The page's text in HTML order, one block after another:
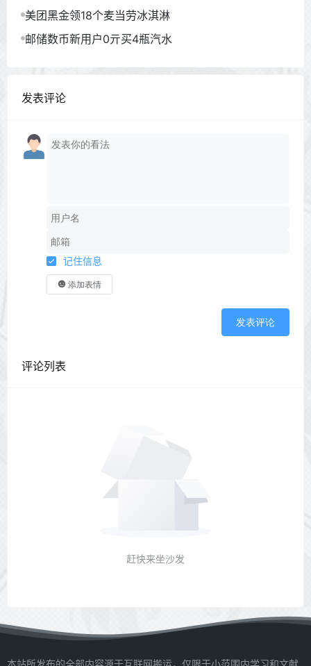
美团黑金领18个麦当劳冰淇淋
邮储数币新用户0亓买4瓶汽水
发表评论
记住信息
添加表情
发表评论
评论列表
赶快来坐沙发
本站所发布的全部内容源于互联网搬运，仅限于小范围内学习和文献